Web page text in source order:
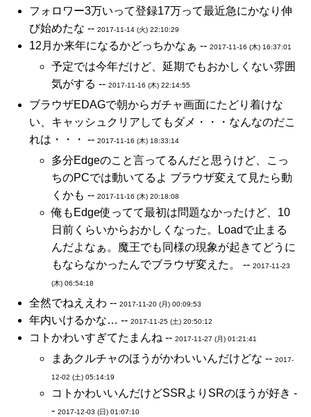
フォロワー3万いって登録17万って最近急にかなり伸
び始めたな -- 2017-11-14 (火) 22:10:29
12月か来年になるかどっちかなぁ -- 2017-11-16 (木) 16:37:01
予定では今年だけど、延期でもおかしくない雰囲
気がする -- 2017-11-16 (木) 22:14:55
ブラウザEDAGで朝からガチャ画面にたどり着けな
い、キャッシュクリアしてもダメ・・・なんなのだこ
れは・・・ -- 2017-11-16 (木) 18:33:14
多分Edgeのこと言ってるんだと思うけど、こっ
ちのPCでは動いてるよ ブラウザ変えて見たら動
くかも -- 2017-11-16 (木) 20:18:08
俺もEdge使ってて最初は問題なかったけど、10
日前くらいからおかしくなった。Loadで止まる
んだよなぁ。魔王でも同様の現象が起きてどうに
もならなかったんでブラウザ変えた。 -- 2017-11-23
(木) 06:54:18
全然でねええわ -- 2017-11-20 (月) 00:09:53
年内いけるかな… -- 2017-11-25 (土) 20:50:12
コトかわいすぎてたまんね -- 2017-11-27 (月) 01:21:41
まあクルチャのほうがかわいいんだけどな -- 2017-
12-02 (土) 05:14:19
コトかわいいんだけどSSRよりSRのほうが好き -
- 2017-12-03 (日) 01:07:10